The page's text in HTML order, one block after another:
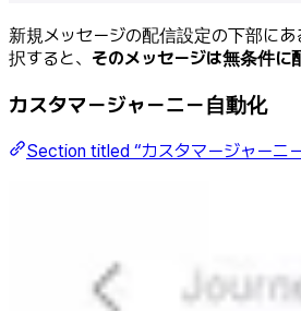
新規メッセージの配信設定の下部にあ
択すると、 そのメッセージは無条件に
カスタマージャーニー自動化
Section titled “カスタマージャーニ